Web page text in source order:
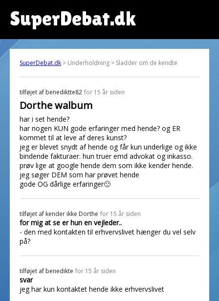
SuperDebat.dk
SuperDebat.dk > Underholdning > Sladder om de kendte
tilføjet af benediktte82 for 15 år siden
Dorthe walbum
har i set hende?
har nogen KUN gode erfaringer med hende? og ER
kommet til at leve af deres kunst?
jeg er blevet snydt af hende og får kun underlige og ikke
bindende fakturaer. hun truer emd advokat og inkasso.
prøv lige at google hende dem som ikke kender hende.
jeg søger DEM som har prøvet hende
gode OG dårlige erfaringer🙁
tilføjet af kender ikke Dorthe for 15 år siden
for mig at se er hun en vejleder..
- den med kontakten til erhvervslivet hænger du vel selv
på?
tilføjet af benedikte for 15 år siden
svar
jeg har kun kontaktet hende ikke erhvervslivet